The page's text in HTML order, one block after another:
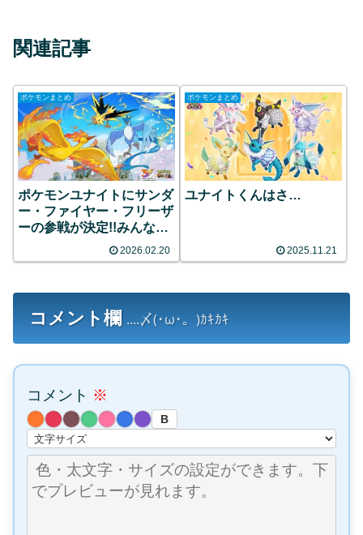
関連記事
ポケモンまとめ
ポケモンユナイトにサンダ
ー・ファイヤー・フリーザ
ーの参戦が決定!!みんなの
2026.02.20
ポケモンまとめ
ユナイトくんはさ…
2025.11.21
コメント欄 ....〆(･ω･。)ｶｷｶｷ
コメント ※
B